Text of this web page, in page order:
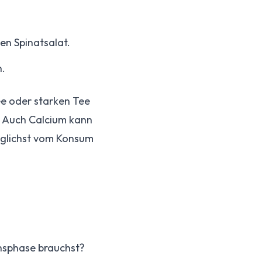
Spinatsalat.
oder starken Tee
Calcium kann
vom Konsum
brauchst?